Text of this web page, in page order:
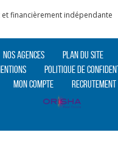
financièrement indépendante
Nos agences
Plan du site
Politique de
Mon compte Recrutement